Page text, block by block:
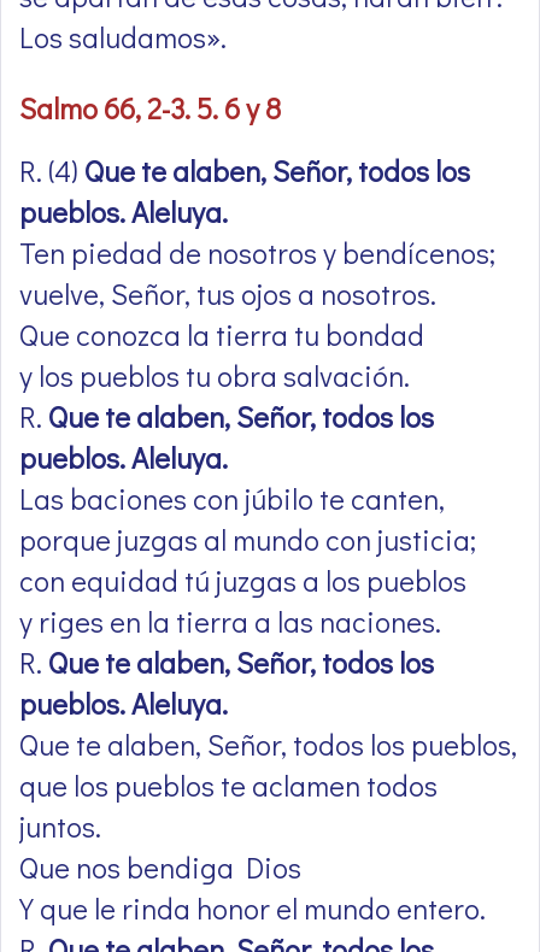
Los saludamos».
Salmo 66, 2-3. 5. 6 y 8
R. (4) Que te alaben, Señor, todos los
pueblos. Aleluya.
Ten piedad de nosotros y bendícenos;
vuelve, Señor, tus ojos a nosotros.
Que conozca la tierra tu bondad
y los pueblos tu obra salvación.
R. Que te alaben, Señor, todos los
pueblos. Aleluya.
Las baciones con júbilo te canten,
porque juzgas al mundo con justicia;
con equidad tú juzgas a los pueblos
y riges en la tierra a las naciones.
R. Que te alaben, Señor, todos los
pueblos. Aleluya.
Que te alaben, Señor, todos los pueblos,
que los pueblos te aclamen todos
juntos.
Que nos bendiga Dios
Y que le rinda honor el mundo entero.